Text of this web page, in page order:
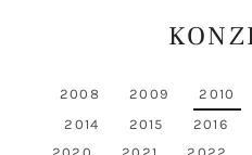
GIGMENUE
2008 2009 2010
2014
2015 2016